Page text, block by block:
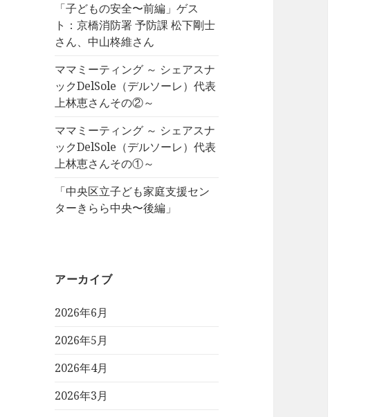
「子どもの安全〜前編」ゲス
ト：京橋消防署 予防課 松下剛士
さん、中山柊維さん
ママミーティング ～ シェアスナ
ックDelSole（デルソーレ）代表
上林恵さんその②～
ママミーティング ～ シェアスナ
ックDelSole（デルソーレ）代表
上林恵さんその①～
「中央区立子ども家庭支援セン
ターきらら中央〜後編」
アーカイブ
2026年6月
2026年5月
2026年4月
2026年3月